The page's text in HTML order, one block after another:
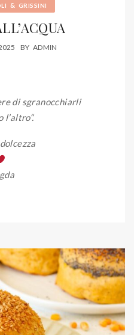
& GRISSINI
BY ADMIN
di sgranocchiarli
l’altro“.